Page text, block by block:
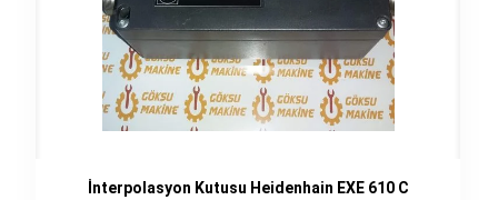
İnterpolasyon Kutusu Heidenhain EXE 610 C